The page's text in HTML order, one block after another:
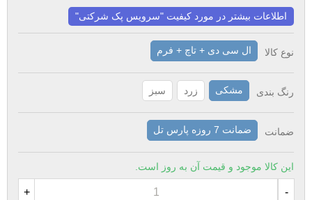
اطلاعات بیشتر در مورد کیفیت "سرویس پک شرکتی"
نوع کالا ال سی دی + تاچ + فرم
رنگ بندی مشکی زرد سبز
ضمانت ضمانت 7 روزه پارس تل
این کالا موجود و قیمت آن به روز است.
-
+